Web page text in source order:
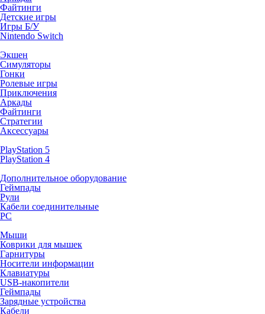
Файтинги
Детские игры
Игры Б/У
Nintendo Switch
Экшен
Симуляторы
Гонки
Ролевые игры
Приключения
Аркады
Файтинги
Стратегии
Аксессуары
PlayStation 5
PlayStation 4
Дополнительное оборудование
Геймпады
Рули
Кабели соединительные
PC
Мыши
Коврики для мышек
Гарнитуры
Носители информации
Клавиатуры
USB-накопители
Геймпады
Зарядные устройства
Кабели